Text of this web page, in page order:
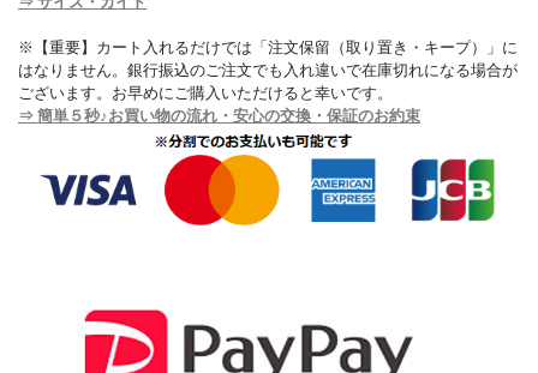
※【重要】カート入れるだけでは「注文保留（取り置き・キープ）」に
はなりません。銀行振込のご注文でも入れ違いで在庫切れになる場合が
ございます。お早めにご購入いただけると幸いです。
⇒ 簡単５秒♪お買い物の流れ・安心の交換・保証のお約束